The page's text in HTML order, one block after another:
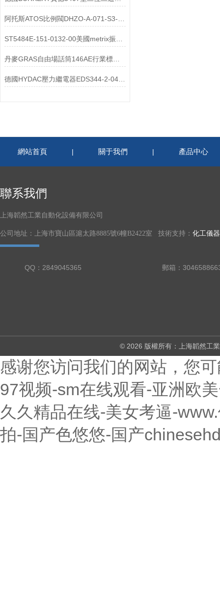
丹麥GRAS自由場話筒146AE行業標準及產品應用設計
德國HYDAC壓力繼電器EDS344-2-040-000操作使用
網站首頁 | 關于我們 | 產品中心
聯系我們
上海韜然工業自動化設備有限公司
公司地址：上海市寶山區滬太路8885號6幢B2422室 技術支持： 化工儀
QQ：2849045365 郵箱：
© 2026 版權所有：上海韜然工
感谢您访问我们的网站，您
97视频-sm在线观看-亚洲欧
久久精品在线-美女考逼-
拍-国产色悠悠-国产